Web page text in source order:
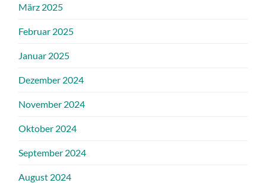
März 2025
Februar 2025
Januar 2025
Dezember 2024
November 2024
Oktober 2024
September 2024
August 2024